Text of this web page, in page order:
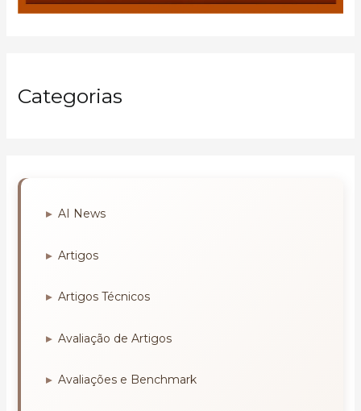
Categorias
AI News
Artigos
Artigos Técnicos
Avaliação de Artigos
Avaliações e Benchmark